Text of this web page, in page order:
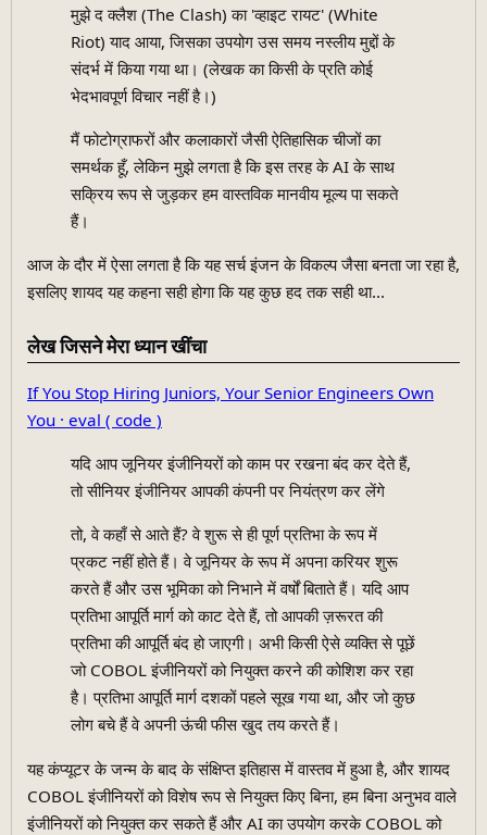
मुझे द क्लैश (The Clash) का 'व्हाइट रायट' (White
Riot) याद आया, जिसका उपयोग उस समय नस्लीय मुद्दों के
संदर्भ में किया गया था। (लेखक का किसी के प्रति कोई
भेदभावपूर्ण विचार नहीं है।)
मैं फोटोग्राफरों और कलाकारों जैसी ऐतिहासिक चीजों का
समर्थक हूँ, लेकिन मुझे लगता है कि इस तरह के AI के साथ
सक्रिय रूप से जुड़कर हम वास्तविक मानवीय मूल्य पा सकते
हैं।
आज के दौर में ऐसा लगता है कि यह सर्च इंजन के विकल्प जैसा बनता जा रहा है,
इसलिए शायद यह कहना सही होगा कि यह कुछ हद तक सही था...
लेख जिसने मेरा ध्यान खींचा
If You Stop Hiring Juniors, Your Senior Engineers Own
You · eval ( code )
यदि आप जूनियर इंजीनियरों को काम पर रखना बंद कर देते हैं,
तो सीनियर इंजीनियर आपकी कंपनी पर नियंत्रण कर लेंगे
तो, वे कहाँ से आते हैं? वे शुरू से ही पूर्ण प्रतिभा के रूप में
प्रकट नहीं होते हैं। वे जूनियर के रूप में अपना करियर शुरू
करते हैं और उस भूमिका को निभाने में वर्षों बिताते हैं। यदि आप
प्रतिभा आपूर्ति मार्ग को काट देते हैं, तो आपकी ज़रूरत की
प्रतिभा की आपूर्ति बंद हो जाएगी। अभी किसी ऐसे व्यक्ति से पूछें
जो COBOL इंजीनियरों को नियुक्त करने की कोशिश कर रहा
है। प्रतिभा आपूर्ति मार्ग दशकों पहले सूख गया था, और जो कुछ
लोग बचे हैं वे अपनी ऊंची फीस खुद तय करते हैं।
यह कंप्यूटर के जन्म के बाद के संक्षिप्त इतिहास में वास्तव में हुआ है, और शायद
COBOL इंजीनियरों को विशेष रूप से नियुक्त किए बिना, हम बिना अनुभव वाले
इंजीनियरों को नियुक्त कर सकते हैं और AI का उपयोग करके COBOL को